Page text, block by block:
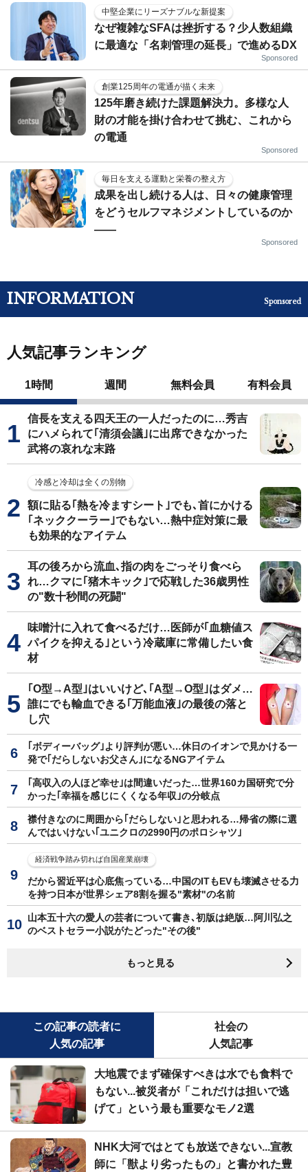
中堅企業にリーズナブルな新提案
なぜ複雑なSFAは挫折する？少人数組織
に最適な「名刺管理の延長」で進めるDX
Sponsored
創業125周年の電通が描く未来
125年磨き続けた課題解決力。多様な人
財の才能を掛け合わせて挑む、これから
の電通
Sponsored
毎日を支える運動と栄養の整え方
成果を出し続ける人は、日々の健康管理
をどうセルフマネジメントしているのか
——
Sponsored
INFORMATION Sponsored
人気記事ランキング
1時間 週間 無料会員 有料会員
信長を支える四天王の一人だったのに…秀吉
にハメられて｢清須会議｣に出席できなかった
武将の哀れな末路
冷感と冷却は全くの別物
額に貼る｢熱を冷ますシート｣でも､首にかける
｢ネッククーラー｣でもない…熱中症対策に最
も効果的なアイテム
耳の後ろから流血､指の肉をごっそり食べら
れ…クマに｢猪木キック｣で応戦した36歳男性
の"数十秒間の死闘"
味噌汁に入れて食べるだけ…医師が｢血糖値ス
パイクを抑える｣という冷蔵庫に常備したい食
材
｢O型→A型｣はいいけど､｢A型→O型｣はダメ…
誰にでも輸血できる｢万能血液｣の最後の落と
し穴
｢ボディーバッグ｣より評判が悪い…休日のイオンで見かける一
発で｢だらしないお父さん｣になるNGアイテム
｢高収入の人ほど幸せ｣は間違いだった…世界160カ国研究で分
かった｢幸福を感じにくくなる年収｣の分岐点
襟付きなのに周囲から｢だらしない｣と思われる…帰省の際に選
んではいけない｢ユニクロの2990円のポロシャツ｣
経済戦争踏み切れば自国産業崩壊
だから習近平は心底焦っている…中国のITもEVも壊滅させる力
を持つ日本が世界シェア8割を握る"素材"の名前
山本五十六の愛人の芸者について書き､初版は絶版…阿川弘之
のベストセラー小説がたどった"その後"
もっと見る
この記事の読者に
人気の記事
社会の
人気記事
大地震でまず確保すべきは水でも食料で
もない...被災者が「これだけは担いで逃
げて」という最も重要なモノ2選
NHK大河ではとても放送できない...宣教
師に「獣より劣ったもの」と書かれた豊